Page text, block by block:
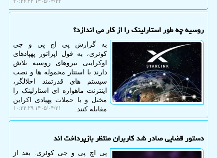
۱۴۰۵/۰۴/۲۲ ۲۰:۳۶:۲۲
روسیه چه طور استارلینک را از کار می اندازد؟
به گزارش پی اچ پی و جی
کوئری، به قول اپراتور پهپادهای
اوکراینی نیروهای روسیه تلاش
دارند با استتار محموله ها و نصب
سیستم های قدرتمند اخلالگر،
اینترنت ماهواره ای استارلینک را
مختل و با حملات پهپادی اکراین
مقابله کنند.
۱۴۰۵/۰۴/۲۱ ۱۰:۲۴:۲۹
دستور قضایی صادر شد کاربران منتظر بازپرداخت اند
پی اچ پی و جی کوئری: بعد از